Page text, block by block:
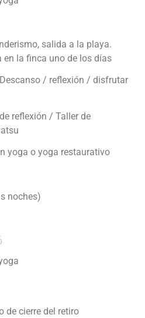
salida a la playa.
la finca uno de los días
/ reflexión / disfrutar
reflexión / Taller de
yoga o yoga restaurativo
noches)
de cierre del retiro